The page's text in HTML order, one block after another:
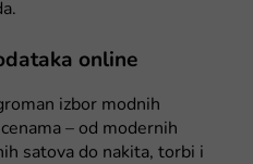
online
izbor modnih
– od modernih
satova do nakita, torbi i